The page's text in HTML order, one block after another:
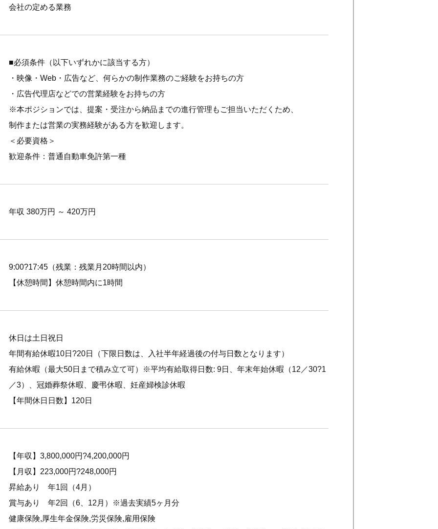
会社の定める業務
■必須条件（以下いずれかに該当する方）
・映像・Web・広告など、何らかの制作業務のご経験をお持ちの方
・広告代理店などでの営業経験をお持ちの方
※本ポジションでは、提案・受注から納品までの進行管理もご担当いただくため、
制作または営業の実務経験がある方を歓迎します。
＜必要資格＞
歓迎条件：普通自動車免許第一種
年収 380万円 ～ 420万円
9:00?17:45（残業：残業月20時間以内）
【休憩時間】休憩時間内に1時間
休日は土日祝日
年間有給休暇10日?20日（下限日数は、入社半年経過後の付与日数となります）
有給休暇（最大50日まで積み立て可）※平均有給取得日数: 9日、年末年始休暇（12／30?1
／3）、冠婚葬祭休暇、慶弔休暇、妊産婦検診休暇
【年間休日日数】120日
【年収】3,800,000円?4,200,000円
【月収】223,000円?248,000円
昇給あり 年1回（4月）
賞与あり 年2回（6、12月）※過去実績5ヶ月分
健康保険,厚生年金保険,労災保険,雇用保険